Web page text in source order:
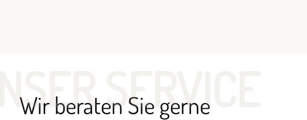
SERVICE
Wir beraten Sie gerne